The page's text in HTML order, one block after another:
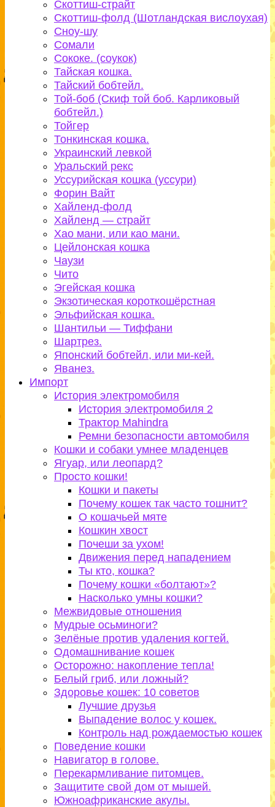
Скоттиш-страйт
Скоттиш-фолд (Шотландская вислоухая)
Сноу-шу
Сомали
Сококе. (соукок)
Тайская кошка.
Тайский бобтейл.
Той-боб (Скиф той боб. Карликовый
бобтейл.)
Тойгер
Тонкинская кошка.
Украинский левкой
Уральский рекс
Уссурийская кошка (уссури)
Форин Вайт
Хайленд-фолд
Хайленд — страйт
Хао мани, или као мани.
Цейлонская кошка
Чаузи
Чито
Эгейская кошка
Экзотическая короткошёрстная
Эльфийская кошка.
Шантильи — Тиффани
Шартрез.
Японский бобтейл, или ми-кей.
Яванез.
Импорт
История электромобиля
История электромобиля 2
Трактор Mahindra
Ремни безопасности автомобиля
Кошки и собаки умнее младенцев
Ягуар, или леопард?
Просто кошки!
Кошки и пакеты
Почему кошек так часто тошнит?
О кошачьей мяте
Кошкин хвост
Почеши за ухом!
Движения перед нападением
Ты кто, кошка?
Почему кошки «болтают»?
Насколько умны кошки?
Межвидовые отношения
Мудрые осьминоги?
Зелёные против удаления когтей.
Одомашнивание кошек
Осторожно: накопление тепла!
Белый гриб, или ложный?
Здоровье кошек: 10 советов
Лучшие друзья
Выпадение волос у кошек.
Контроль над рождаемостью кошек
Поведение кошки
Навигатор в голове.
Перекармливание питомцев.
Защитите свой дом от мышей.
Южноафриканские акулы.